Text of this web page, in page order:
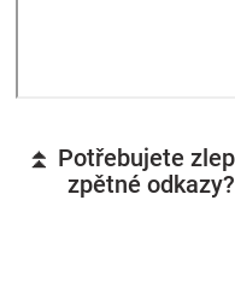
⏫ Potřebujete
zpětné